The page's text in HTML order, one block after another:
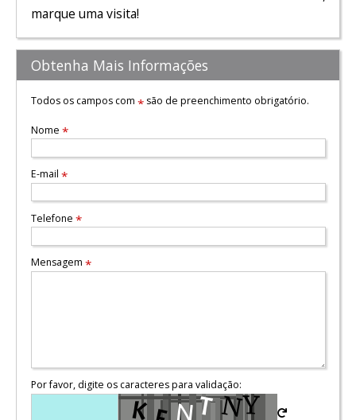
marque uma visita!
Obtenha Mais Informações
Todos os campos com *são de preenchimento obrigatório.
Nome *
E-mail *
Telefone *
Mensagem *
Por favor, digite os caracteres para validação: